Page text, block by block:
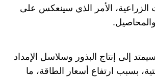
الزراعية، الأمر الذي سينعكس على
والمحاصيل.
إلى إنتاج البذور وسلاسل الإمداد
بسبب ارتفاع أسعار الطاقة، ما